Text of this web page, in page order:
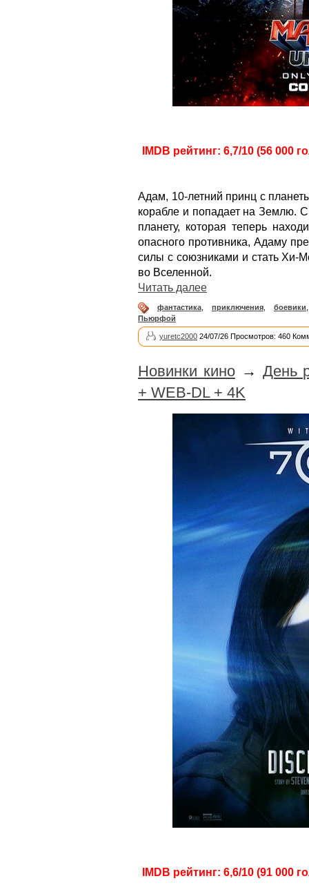
IMDB рейтинг: 6,7/10 (56 000
Адам, 10-летний принц с
корабле и попадает на Землю.
планету, которая теперь
опасного противника, Адаму
силы с союзниками и стать
во Вселенной.
Читать далее
фантастика приключения боевики
Пьюрфой
yuretc2000 24/07/26 Просмотров: 460
Новинки кино→ День
+ WEB-DL + 4K
IMDB рейтинг: 6,6/10 (91 000